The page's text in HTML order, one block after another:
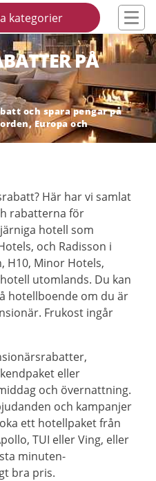
kategorier
PÅ
och spara pengar på
Europa och
Här har vi samlat
rabatterna för
hotell som
och Radisson i
H10, Minor Hotels,
utomlands. Du kan
hotellboende om du är
Frukost ingår
eller
och övernattning.
och kampanjer
ett hotellpaket från
TUI eller Ving, eller
minuten-
bra pris.